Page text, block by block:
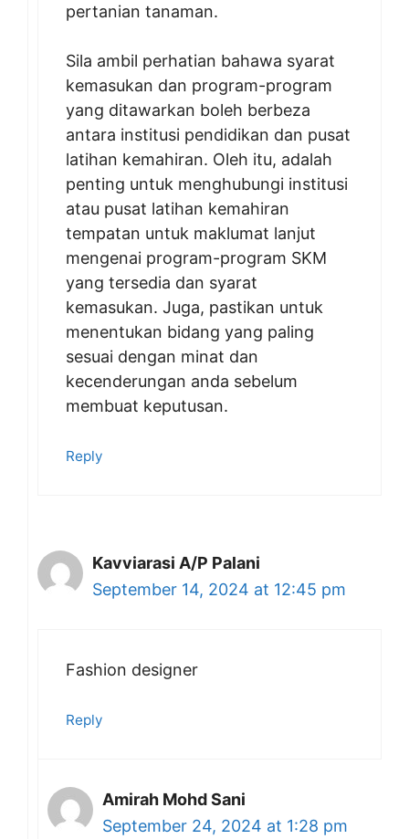
pertanian tanaman.
Sila ambil perhatian bahawa syarat
kemasukan dan program-program
yang ditawarkan boleh berbeza
antara institusi pendidikan dan pusat
latihan kemahiran. Oleh itu, adalah
penting untuk menghubungi institusi
atau pusat latihan kemahiran
tempatan untuk maklumat lanjut
mengenai program-program SKM
yang tersedia dan syarat
kemasukan. Juga, pastikan untuk
menentukan bidang yang paling
sesuai dengan minat dan
kecenderungan anda sebelum
membuat keputusan.
Reply
Kavviarasi A/P Palani
September 14, 2024 at 12:45 pm
Fashion designer
Reply
Amirah Mohd Sani
September 24, 2024 at 1:28 pm